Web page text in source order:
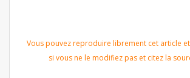
Vous pouvez reproduire librement cet article
si vous ne le modifiez pas et citez la